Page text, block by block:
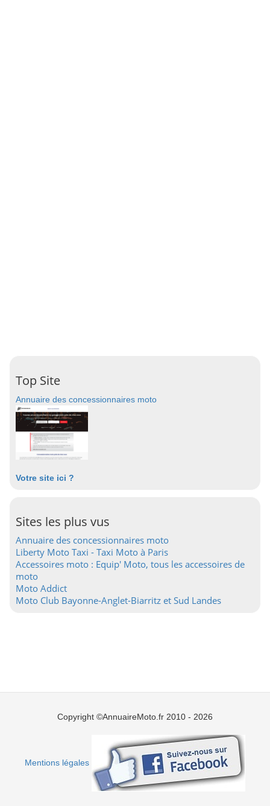
Top Site
Annuaire des concessionnaires moto
Votre site ici ?
Sites les plus vus
Annuaire des concessionnaires moto
Liberty Moto Taxi - Taxi Moto à Paris
Accessoires moto : Equip' Moto, tous les accessoires de
moto
Moto Addict
Moto Club Bayonne-Anglet-Biarritz et Sud Landes
Copyright ©AnnuaireMoto.fr 2010 - 2026
Mentions légales